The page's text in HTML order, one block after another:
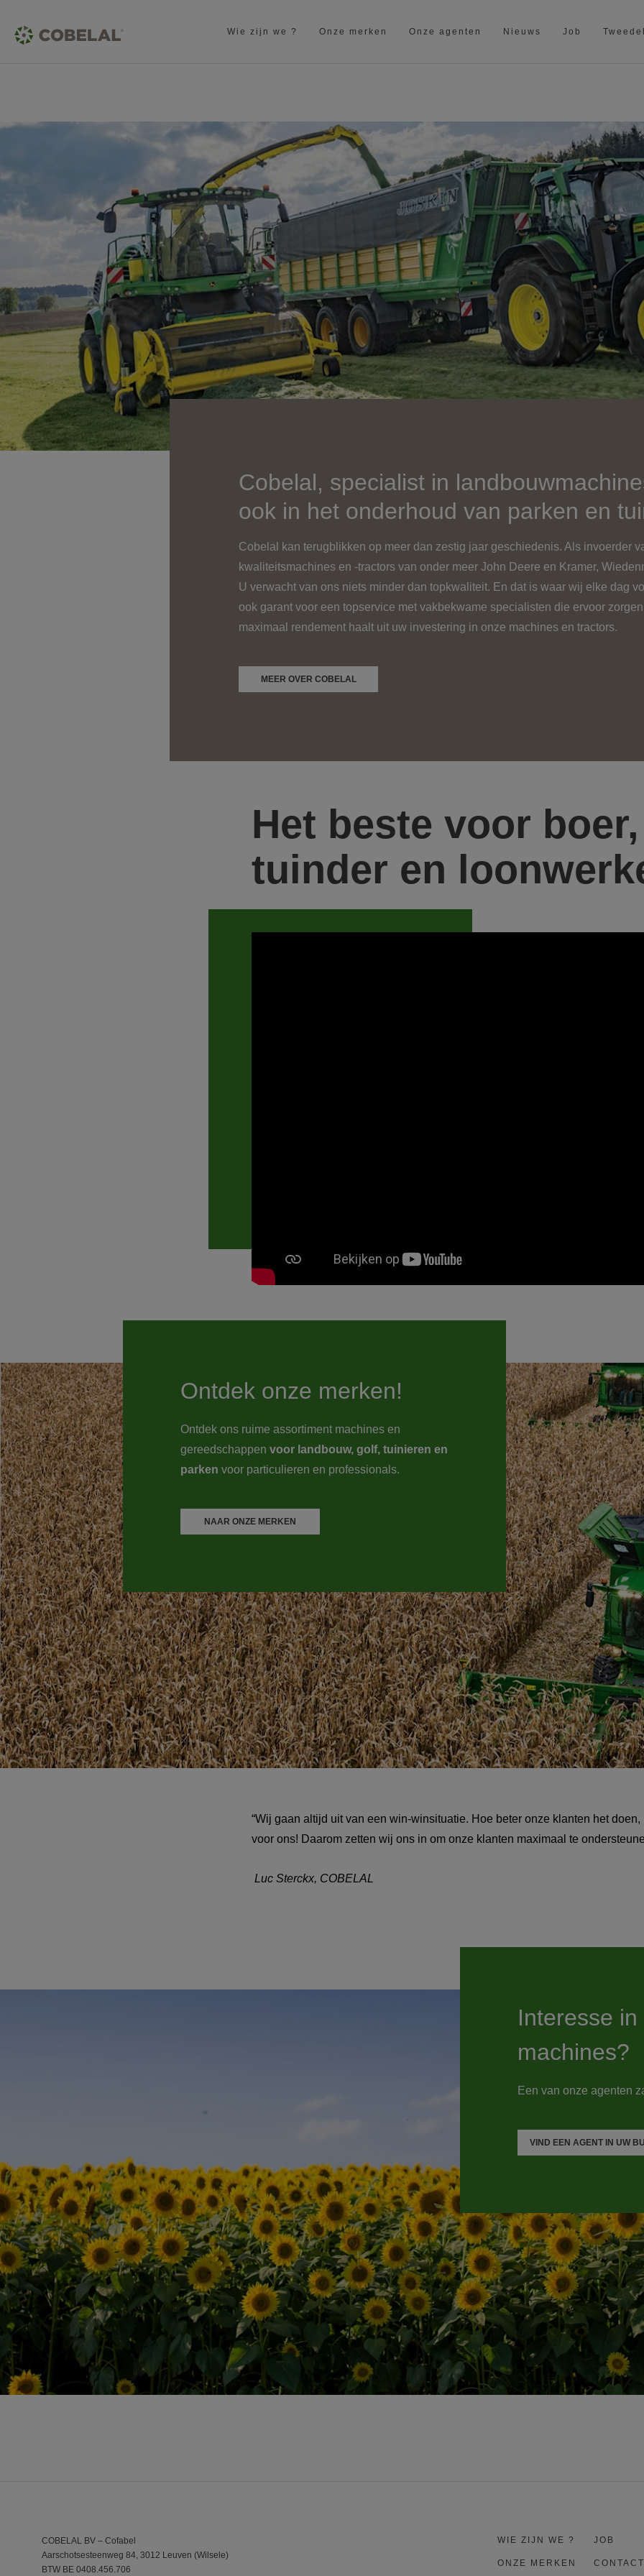
Wie zijn we ? Onze merken Onze agenten Nieuws Job
Cobelal, specialist in
ook in het onderhoud van parken en
Cobelal kan terugblikken op meer dan zestig jaar geschiedenis. Als invoerder
kwaliteitsmachines en -tractors van onder meer John Deere en Kramer,
U verwacht van ons niets minder dan topkwaliteit. En dat is waar wij elke dag
ook garant voor een topservice met vakbekwame specialisten die ervoor
maximaal rendement haalt uit uw investering in onze machines en tractors.
MEER OVER COBELAL
Het beste voor boer,
tuinder en
Ontdek onze merken!
Ontdek ons ruime assortiment machines en
gereedschappen voor landbouw, golf, tuinieren en
parken voor particulieren en professionals.
NAAR ONZE MERKEN
“Wij gaan altijd uit van een win-winsituatie. Hoe beter onze klanten het
voor ons! Daarom zetten wij ons in om onze klanten maximaal te
Luc Sterckx, COBELAL
Interesse
machines?
Een van onze agenten
VIND EEN AGENT IN UW
COBELAL BV – Cofabel
Aarschotsesteenweg 84, 3012 Leuven (Wilsele)
BTW BE 0408.456.706
WIE ZIJN WE ?
ONZE MERKEN
JOB
CONTACT